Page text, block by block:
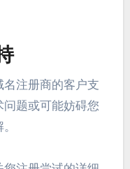
注册商的客户支
题或可能妨碍您